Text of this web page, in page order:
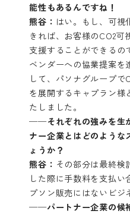
能性もあるんですね！
熊谷： はい。もし、可視
きれば、お客様のCO2可
支援することができるの
ベンダーへの協業提案を
して、パソナグループで
を展開するキャプラン様
たしました。
──それぞれの強みを生
ナー企業とはどのような
ょうか？
熊谷： その部分は最終検
した際に手数料を支払
プソン販売にはないビジ
──パートナー企業の候